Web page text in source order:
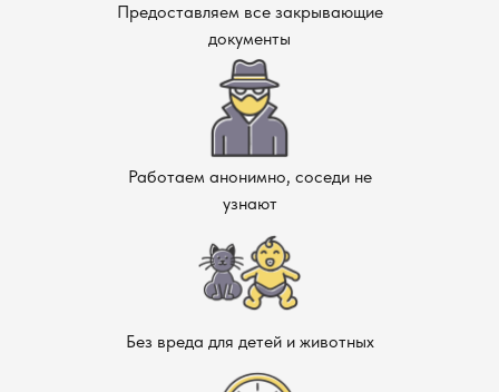
Предоставляем все закрывающие
документы
Работаем анонимно, соседи не
узнают
Без вреда для детей и животных